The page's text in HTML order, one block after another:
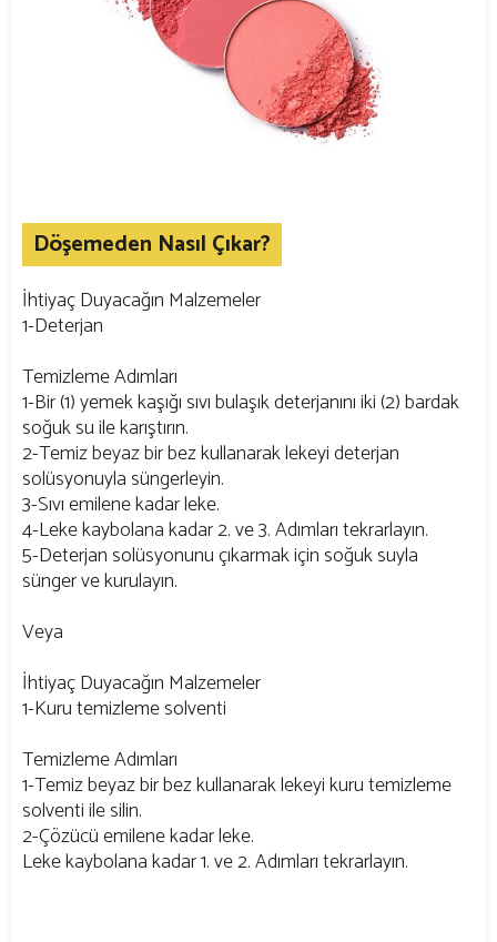
Döşemeden Nasıl Çıkar?
İhtiyaç Duyacağın Malzemeler
1-Deterjan
Temizleme Adımları
1-Bir (1) yemek kaşığı sıvı bulaşık deterjanını iki (2) bardak
soğuk su ile karıştırın.
2-Temiz beyaz bir bez kullanarak lekeyi deterjan
solüsyonuyla süngerleyin.
3-Sıvı emilene kadar leke.
4-Leke kaybolana kadar 2. ve 3. Adımları tekrarlayın.
5-Deterjan solüsyonunu çıkarmak için soğuk suyla
sünger ve kurulayın.
Veya
İhtiyaç Duyacağın Malzemeler
1-Kuru temizleme solventi
Temizleme Adımları
1-Temiz beyaz bir bez kullanarak lekeyi kuru temizleme
solventi ile silin.
2-Çözücü emilene kadar leke.
Leke kaybolana kadar 1. ve 2. Adımları tekrarlayın.